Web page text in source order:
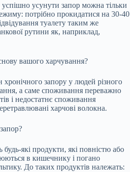
успішно усунути запор можна тільки
потрібно прокидатися на 30-40
туалету таким же
рутини як, наприклад,
вашого харчування?
запору у людей різного
а саме споживання переважно
і недостатнє споживання
харчові волокна.
які продукти, які повністю або
в кишечнику і погано
До таких продуктів належать: